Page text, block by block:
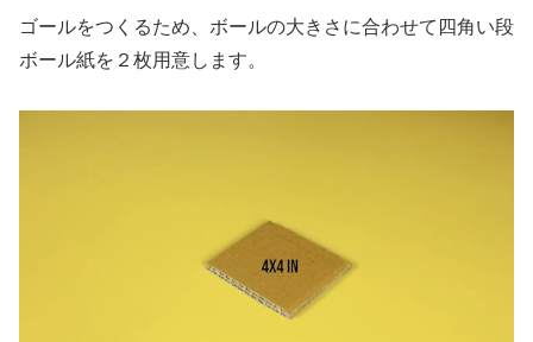
ゴールをつくるため、ボールの大きさに合わせて四角い段
ボール紙を２枚用意します。